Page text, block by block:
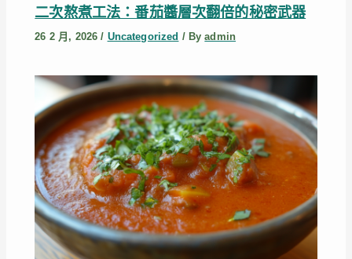
二次熬煮工法：番茄醬層次翻倍的秘密武器
26 2 月, 2026/ Uncategorized / Byadmin